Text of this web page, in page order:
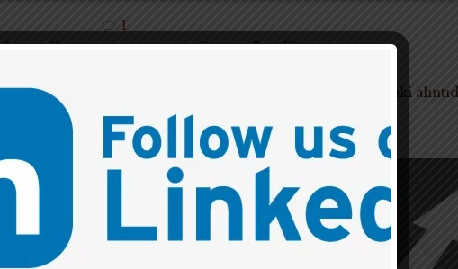
1
Neden anlattığımın cevabını ise hem yukarıdaki
en sonunda bulabilirsiniz.